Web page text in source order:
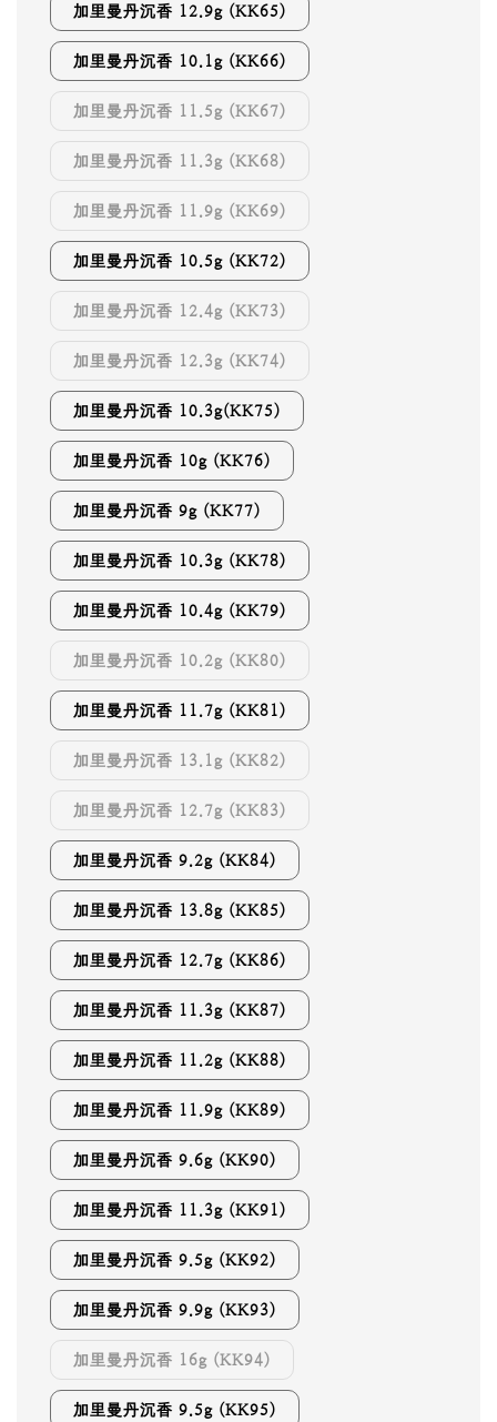
加里曼丹沉香 12.9g (KK65)
加里曼丹沉香 10.1g (KK66)
加里曼丹沉香 11.5g (KK67)
加里曼丹沉香 11.3g (KK68)
加里曼丹沉香 11.9g (KK69)
加里曼丹沉香 10.5g (KK72)
加里曼丹沉香 12.4g (KK73)
加里曼丹沉香 12.3g (KK74)
加里曼丹沉香 10.3g(KK75)
加里曼丹沉香 10g (KK76)
加里曼丹沉香 9g (KK77)
加里曼丹沉香 10.3g (KK78)
加里曼丹沉香 10.4g (KK79)
加里曼丹沉香 10.2g (KK80)
加里曼丹沉香 11.7g (KK81)
加里曼丹沉香 13.1g (KK82)
加里曼丹沉香 12.7g (KK83)
加里曼丹沉香 9.2g (KK84)
加里曼丹沉香 13.8g (KK85)
加里曼丹沉香 12.7g (KK86)
加里曼丹沉香 11.3g (KK87)
加里曼丹沉香 11.2g (KK88)
加里曼丹沉香 11.9g (KK89)
加里曼丹沉香 9.6g (KK90)
加里曼丹沉香 11.3g (KK91)
加里曼丹沉香 9.5g (KK92)
加里曼丹沉香 9.9g (KK93)
加里曼丹沉香 16g (KK94)
加里曼丹沉香 9.5g (KK95)